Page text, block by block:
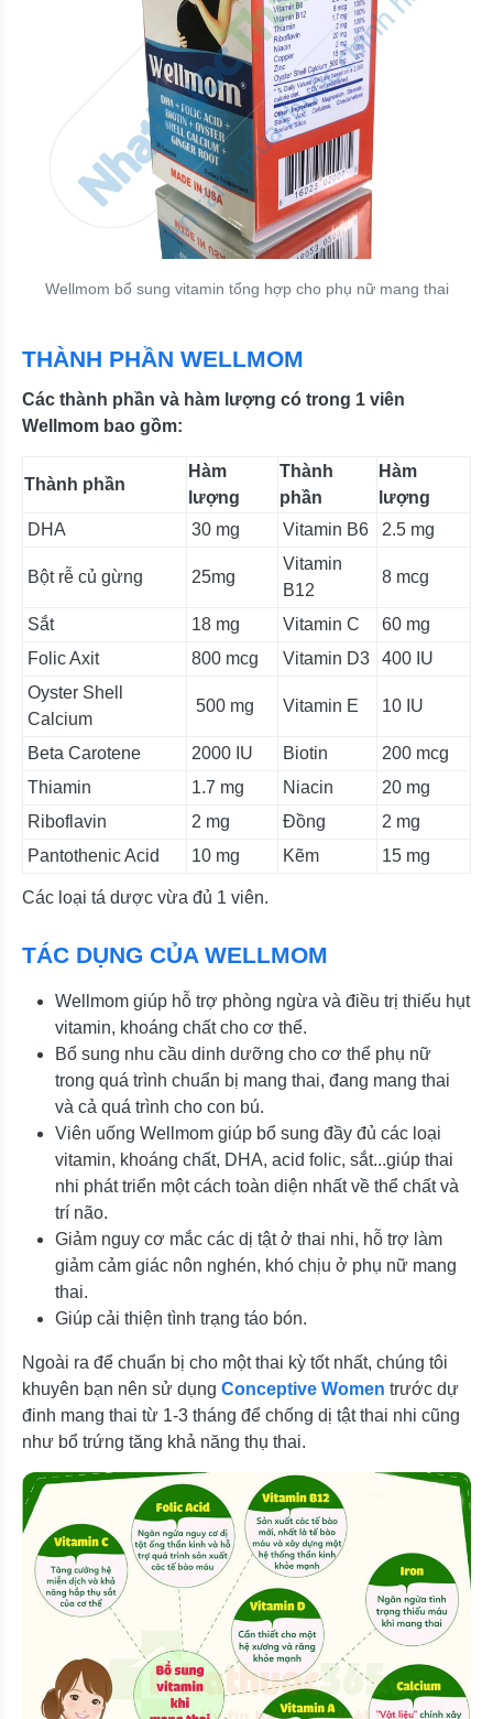
Wellmom bổ sung vitamin tổng hợp cho phụ nữ mang thai
THÀNH PHẦN WELLMOM
Các thành phần và hàm lượng có trong 1 viên
Wellmom bao gồm:
Thành phần
Hàm
lượng
Thành
phần
Hàm
lượng
DHA
30 mg Vitamin B6 2.5 mg
Bột rễ củ gừng 25mg
Vitamin
B12
8 mcg
Sắt 18 mg Vitamin C
60 mg
Folic Axit
800 mcg Vitamin D3
400 IU
Oyster Shell
Calcium
500 mg Vitamin E 10 IU
Beta Carotene 2000 IU Biotin
200 mcg
Thiamin
1.7 mg Niacin
20 mg
Riboflavin
2 mg Đồng
2 mg
Pantothenic Acid
10 mg Kẽm 15 mg
Các loại tá dược vừa đủ 1 viên.
TÁC DỤNG CỦA WELLMOM
Wellmom giúp hỗ trợ phòng ngừa và điều trị thiếu hụt
vitamin, khoáng chất cho cơ thể.
Bổ sung nhu cầu dinh dưỡng cho cơ thể phụ nữ
trong quá trình chuẩn bị mang thai, đang mang thai
và cả quá trình cho con bú.
Viên uống Wellmom giúp bổ sung đầy đủ các loại
vitamin, khoáng chất, DHA, acid folic, sắt...giúp thai
nhi phát triển một cách toàn diện nhất về thể chất và
trí não.
Giảm nguy cơ mắc các dị tật ở thai nhi, hỗ trợ làm
giảm cảm giác nôn nghén, khó chịu ở phụ nữ mang
thai.
Giúp cải thiện tình trạng táo bón.
Ngoài ra để chuẩn bị cho một thai kỳ tốt nhất, chúng tôi
khuyên bạn nên sử dụng Conceptive Women trước dự
đinh mang thai từ 1-3 tháng để chống dị tật thai nhi cũng
như bổ trứng tăng khả năng thụ thai.